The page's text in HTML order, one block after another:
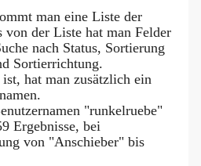
man eine Liste der
von der Liste hat man Felder
nach Status, Sortierung
Sortierrichtung.
hat man zusätzlich ein
"runkelruebe"
Ergebnisse, bei
von "Anschieber" bis